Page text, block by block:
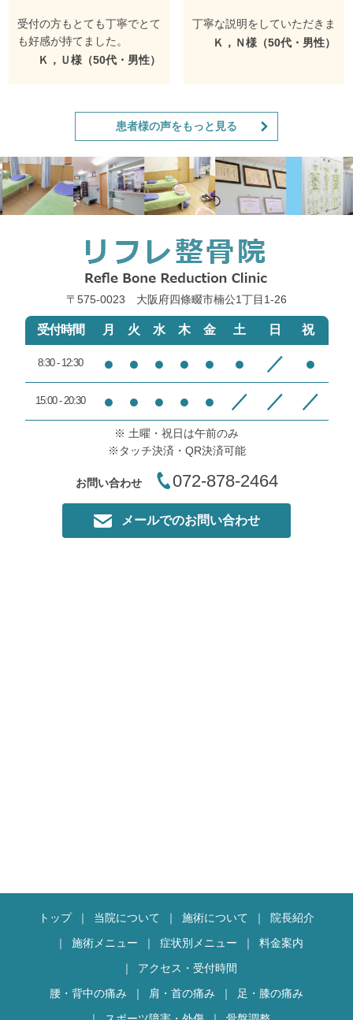
受付の方もとても丁寧でとて
も好感が持てました。
また行いたいと思います。
<院長のコメント＞
この度は四條畷のリフレ整骨
当院は駅から徒歩10分以内
で着けると思います。
受付および私たちの行動を親
がとうございます。
又のお越しをスタッフ一同心
よりお待ちしております。
Ｋ，Ｕ様（50代・男性）
丁寧な説明をしていただきま
した。
＜院長コメント＞
Ｋ，Ｎ様この度はご来院あり
がとうございました。
ご予約された時間を過ぎてい
たので他の患者様を施術させ
て申し訳ありませんでした。
当院にお越しになられる方は
ＥＭＳ初体験の方が多いもの
ですから、皆様にはＥＭＳと
はどんなものなのか・どのぐ
等しっかり説明させて頂き理
解して頂いてから体験してい
ただくよう心がけておりま
す。
又のご来院お待ちしておりま
す。
Ｋ，Ｎ様（50代・男性）
患者様の声をもっと見る
〒575-0023 大阪府四條畷市楠公1丁目1‐26
受付時間 月 火 水 木 金 土 日 祝
8:30 - 12:30 ● ● ● ● ● ● ／ ●
15:00 - 20:30 ● ● ● ● ● ／ ／ ／
※ 土曜・祝日は午前のみ
※タッチ決済・QR決済可能
お問い合わせ 072-878-2464
メールでのお問い合わせ
トップ 当院について 施術について
院長紹介
施術メニュー
症状別メニュー
料金案内
アクセス・受付時間
腰・背中の痛み
肩・首の痛み
足・膝の痛み